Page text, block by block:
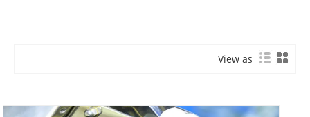
View as